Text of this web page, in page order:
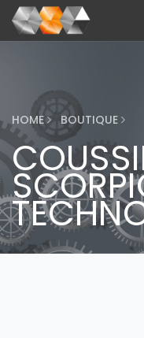
HOME BOUTIQUE